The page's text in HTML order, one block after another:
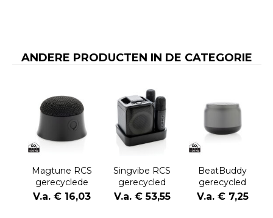
ANDERE PRODUCTEN IN DE CATEGORIE
Magtune RCS
gerecyclede
plastic
magnetische
V.a. € 16,03
Singvibe RCS
gerecycled
plastic
karaokeset met
V.a. € 53,55
BeatBuddy
gerecycled
plastic 3W-
luidspreker
V.a. € 7,25